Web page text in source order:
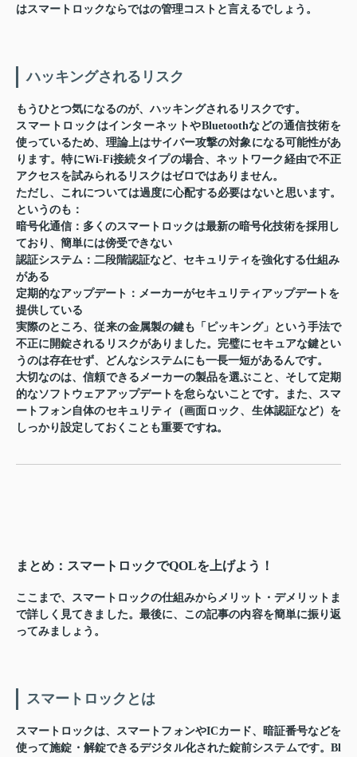
はスマートロックならではの管理コストと言えるでしょう。
ハッキングされるリスク
もうひとつ気になるのが、ハッキングされるリスクです。
スマートロックはインターネットやBluetoothなどの通信技術を
使っているため、理論上はサイバー攻撃の対象になる可能性があ
ります。特にWi-Fi接続タイプの場合、ネットワーク経由で不正
アクセスを試みられるリスクはゼロではありません。
ただし、これについては過度に心配する必要はないと思います。
というのも：
暗号化通信 ：多くのスマートロックは最新の暗号化技術を採用し
ており、簡単には傍受できない
認証システム ：二段階認証など、セキュリティを強化する仕組み
がある
定期的なアップデート ：メーカーがセキュリティアップデートを
提供している
実際のところ、従来の金属製の鍵も「ピッキング」という手法で
不正に開錠されるリスクがありました。完璧にセキュアな鍵とい
うのは存在せず、どんなシステムにも一長一短があるんです。
大切なのは、信頼できるメーカーの製品を選ぶこと、そして定期
的なソフトウェアアップデートを怠らないことです。また、スマ
ートフォン自体のセキュリティ（画面ロック、生体認証など）を
しっかり設定しておくことも重要ですね。
まとめ：スマートロックでQOLを上げよう！
ここまで、スマートロックの仕組みからメリット・デメリットま
で詳しく見てきました。最後に、この記事の内容を簡単に振り返
ってみましょう。
スマートロックとは
スマートロックは、スマートフォンやICカード、暗証番号などを
使って施錠・解錠できるデジタル化された錠前システムです。Bl